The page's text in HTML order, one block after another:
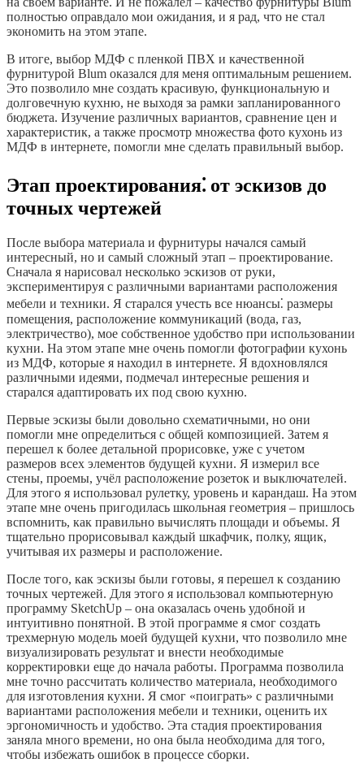
полностью оправдало мои ожидания, и я рад, что не стал
экономить на этом этапе.
В итоге, выбор МДФ с пленкой ПВХ и качественной
фурнитурой Blum оказался для меня оптимальным решением.
Это позволило мне создать красивую, функциональную и
долговечную кухню, не выходя за рамки запланированного
бюджета. Изучение различных вариантов, сравнение цен и
характеристик, а также просмотр множества фото кухонь из
МДФ в интернете, помогли мне сделать правильный выбор.
Этап проектирования⁚ от эскизов до
точных чертежей
После выбора материала и фурнитуры начался самый
интересный, но и самый сложный этап – проектирование.
Сначала я нарисовал несколько эскизов от руки,
экспериментируя с различными вариантами расположения
мебели и техники. Я старался учесть все нюансы⁚ размеры
помещения, расположение коммуникаций (вода, газ,
электричество), мое собственное удобство при использовании
кухни. На этом этапе мне очень помогли фотографии кухонь
из МДФ, которые я находил в интернете. Я вдохновлялся
различными идеями, подмечал интересные решения и
старался адаптировать их под свою кухню.
Первые эскизы были довольно схематичными, но они
помогли мне определиться с общей композицией. Затем я
перешел к более детальной прорисовке, уже с учетом
размеров всех элементов будущей кухни. Я измерил все
стены, проемы, учёл расположение розеток и выключателей.
Для этого я использовал рулетку, уровень и карандаш. На этом
этапе мне очень пригодилась школьная геометрия – пришлось
вспомнить, как правильно вычислять площади и объемы. Я
тщательно прорисовывал каждый шкафчик, полку, ящик,
учитывая их размеры и расположение.
После того, как эскизы были готовы, я перешел к созданию
точных чертежей. Для этого я использовал компьютерную
программу SketchUp – она оказалась очень удобной и
интуитивно понятной. В этой программе я смог создать
трехмерную модель моей будущей кухни, что позволило мне
визуализировать результат и внести необходимые
корректировки еще до начала работы. Программа позволила
мне точно рассчитать количество материала, необходимого
для изготовления кухни. Я смог «поиграть» с различными
вариантами расположения мебели и техники, оценить их
эргономичность и удобство. Эта стадия проектирования
заняла много времени, но она была необходима для того,
чтобы избежать ошибок в процессе сборки.